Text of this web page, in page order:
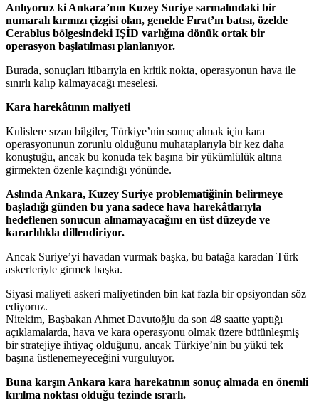
Anlıyoruz ki Ankara’nın Kuzey Suriye sarmalındaki bir
numaralı kırmızı çizgisi olan, genelde Fırat’ın batısı, özelde
Cerablus bölgesindeki IŞİD varlığına dönük ortak bir
operasyon başlatılması planlanıyor.
Burada, sonuçları itibarıyla en kritik nokta, operasyonun hava ile
sınırlı kalıp kalmayacağı meselesi.
Kara harekâtının maliyeti
Kulislere sızan bilgiler, Türkiye’nin sonuç almak için kara
operasyonunun zorunlu olduğunu muhataplarıyla bir kez daha
konuştuğu, ancak bu konuda tek başına bir yükümlülük altına
girmekten özenle kaçındığı yönünde.
Aslında Ankara, Kuzey Suriye problematiğinin belirmeye
başladığı günden bu yana sadece hava harekâtlarıyla
hedeflenen sonucun alınamayacağını en üst düzeyde ve
kararlılıkla dillendiriyor.
Ancak Suriye’yi havadan vurmak başka, bu batağa karadan Türk
askerleriyle girmek başka.
Siyasi maliyeti askeri maliyetinden bin kat fazla bir opsiyondan söz
ediyoruz.
Nitekim, Başbakan Ahmet Davutoğlu da son 48 saatte yaptığı
açıklamalarda, hava ve kara operasyonu olmak üzere bütünleşmiş
bir stratejiye ihtiyaç olduğunu, ancak Türkiye’nin bu yükü tek
başına üstlenemeyeceğini vurguluyor.
Buna karşın Ankara kara harekatının sonuç almada en önemli
kırılma noktası olduğu tezinde ısrarlı.